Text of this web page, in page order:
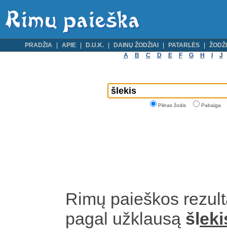
PRADŽIA APIE D.U.K. DAINŲ ŽODŽIAI PATARLĖS
A
B C D E F G H J
Pilnas žodis Pabaiga
Rimų paieškos
pagal užklausą šl